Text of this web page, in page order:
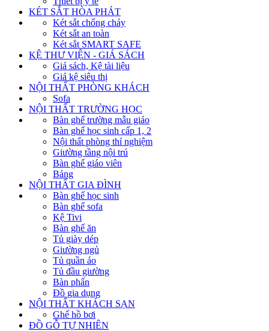
KÉT SẮT HÒA PHÁT
Két sắt chống cháy
Két sắt an toàn
Két sắt SMART SAFE
KỆ THƯ VIỆN - GIÁ SÁCH
Giá sách, Kệ tài liệu
Giá kệ siêu thị
NỘI THẤT PHÒNG KHÁCH
Sofa
NỘI THẤT TRƯỜNG HỌC
Bàn ghế trường mẫu giáo
Bàn ghế học sinh cấp 1, 2
Nội thất phòng thí nghiệm
Giường tầng nội trú
Bàn ghế giáo viên
Bảng
NỘI THẤT GIA ĐÌNH
Bàn ghế học sinh
Bàn ghế sofa
Kệ Tivi
Bàn ghế ăn
Tủ giày dép
Giường ngủ
Tủ quần áo
Tủ đầu giường
Bàn phấn
Đồ gia dụng
NỘI THẤT KHÁCH SẠN
Ghế hồ bơi
ĐỒ GỖ TỰ NHIÊN